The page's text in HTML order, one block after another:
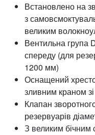
Встановлено на
з
великим
Вентильна група
спереду (для
1200 мм)
Оснащений
зливним краном
Клапан
резервуарів
З великим бічним